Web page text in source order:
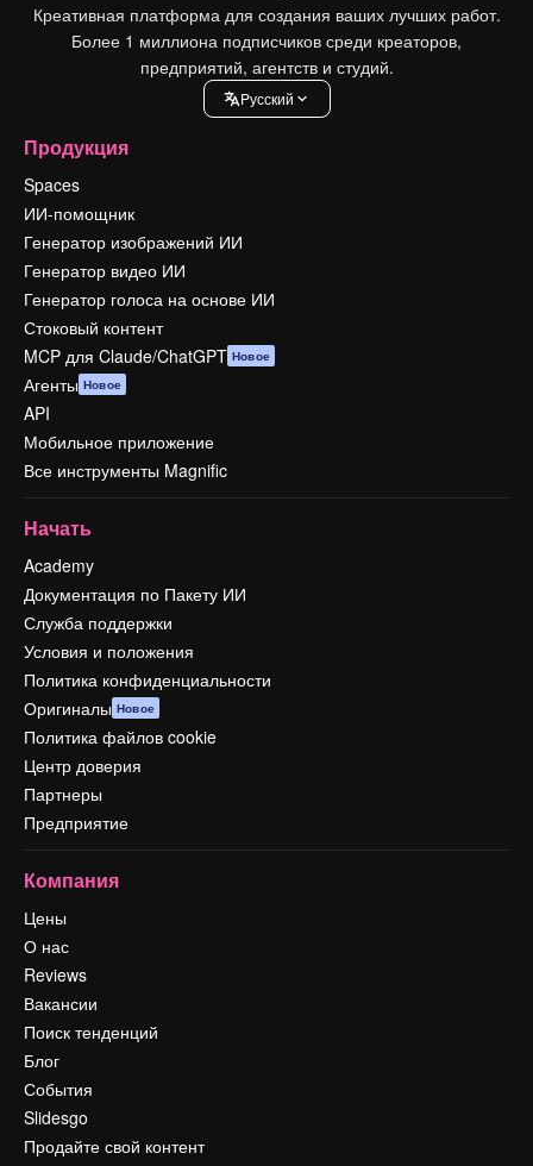
Креативная платформа для создания ваших лучших работ.
Более 1 миллиона подписчиков среди креаторов,
предприятий, агентств и студий.
Pусский
Продукция
Spaces
ИИ-помощник
Генератор изображений ИИ
Генератор видео ИИ
Генератор голоса на основе ИИ
Стоковый контент
MCP для Claude/ChatGPT Новое
Агенты Новое
API
Мобильное приложение
Все инструменты Magnific
Начать
Academy
Документация по Пакету ИИ
Служба поддержки
Условия и положения
Политика конфиденциальности
Оригиналы Новое
Политика файлов cookie
Центр доверия
Партнеры
Предприятие
Компания
Цены
О нас
Reviews
Вакансии
Поиск тенденций
Блог
События
Slidesgo
Продайте свой контент